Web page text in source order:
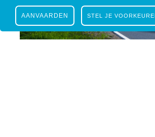
STEL JE
AANVAARDEN